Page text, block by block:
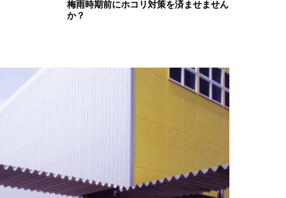
梅雨時期前にホコリ対策を済ませません
か？